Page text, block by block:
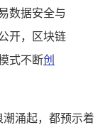
数据安全与
开，区块链
式不断创
涌起，都预示着